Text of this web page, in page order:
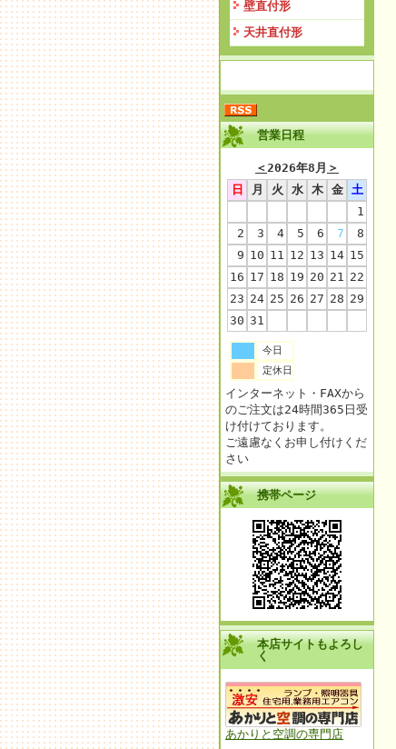
壁直付形
天井直付形
営業日程
＜2026年8月 ＞
日
月 火 水 木 金
土
1
2
3 4 5 6 7
8
9 10 11 12 13 14 15
16 17 18 19 20 21 22
23 24 25 26 27 28 29
30 31
今日
定休日
インターネット・FAXから
のご注文は24時間365日受
け付けております。
ご遠慮なくお申し付けくだ
さい
携帯ページ
本店サイトもよろし
く
あかりと空調の専門店